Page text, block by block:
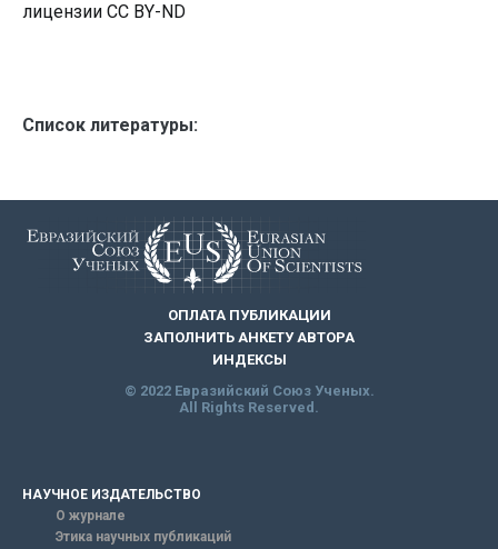
лицензии CC BY-ND
Список литературы:
ОПЛАТА ПУБЛИКАЦИИ
ЗАПОЛНИТЬ АНКЕТУ АВТОРА
ИНДЕКСЫ
© 2022 Евразийский Союз Ученых.
All Rights Reserved.
НАУЧНОЕ ИЗДАТЕЛЬСТВО
О журнале
Этика научных публикаций